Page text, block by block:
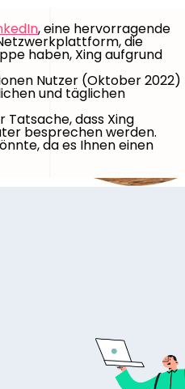
, eine hervorragende
die
haben, Xing aufgrund
Nutzer (Oktober 2022)
und täglichen
dass Xing
besprechen werden.
da es Ihnen einen